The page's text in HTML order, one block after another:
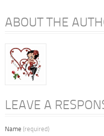
ABOUT THE
LEAVE A
Name (required)